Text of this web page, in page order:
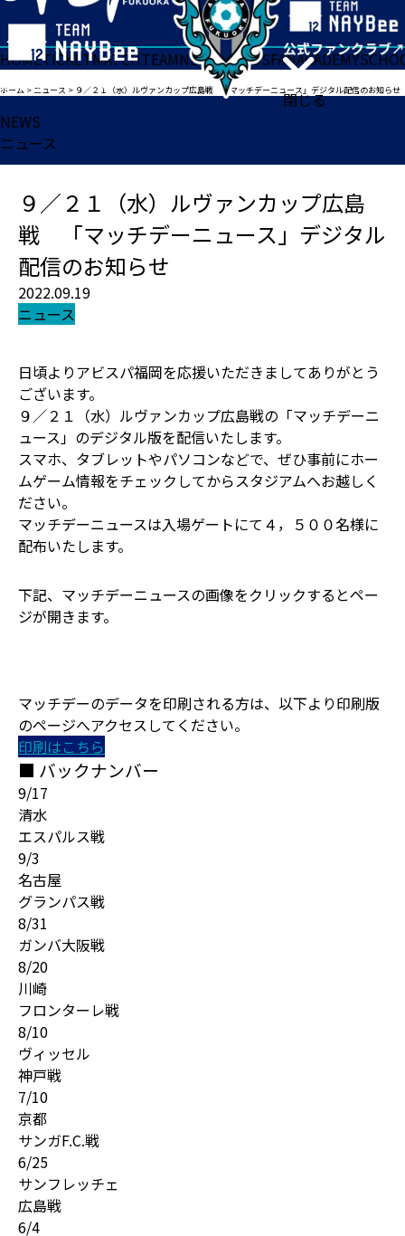
閉じる
HOMETICKETMATCHTEAMNEWSGOODSFANACADEMY
ホーム >ニュース > ９／２１（水）ルヴァンカップ広島戦 「マッチデーニュース」デジタル配信のお知らせ
NEWS
ニュース
９／２１（水）ルヴァンカップ広島
戦 「マッチデーニュース」デジタル
配信のお知らせ
2022.09.19
ニュース
日頃よりアビスパ福岡を応援いただきましてありがとう
ございます。
９／２１（水）ルヴァンカップ広島戦の「マッチデーニ
ュース」のデジタル版を配信いたします。
スマホ、タブレットやパソコンなどで、ぜひ事前にホー
ムゲーム情報をチェックしてからスタジアムへお越しく
ださい。
マッチデーニュースは入場ゲートにて４，５００名様に
配布いたします。
下記、マッチデーニュースの画像をクリックするとペー
ジが開きます。
マッチデーのデータを印刷される方は、以下より印刷版
のページへアクセスしてください。
印刷はこちら
■ バックナンバー
9/17
清水
エスパルス戦
9/3
名古屋
グランパス戦
8/31
ガンバ大阪戦
8/20
川崎
フロンターレ戦
8/10
ヴィッセル
神戸戦
7/10
京都
サンガF.C.戦
6/25
サンフレッチェ
広島戦
6/4